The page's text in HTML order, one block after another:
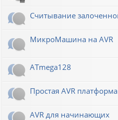
Считывание
МикроМашина на AVR
ATmega128
Простая AVR
AVR для начинающих